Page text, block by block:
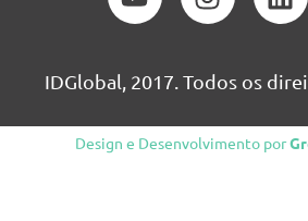
IDGlobal, 2017. Todos os
Design e Desenvolvimento por